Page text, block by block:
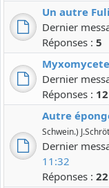
Un autre
Dernier
Réponses : 5
Dernier
Réponses : 12
Autre
Schwein.)
Dernier
11:32
Réponses : 22